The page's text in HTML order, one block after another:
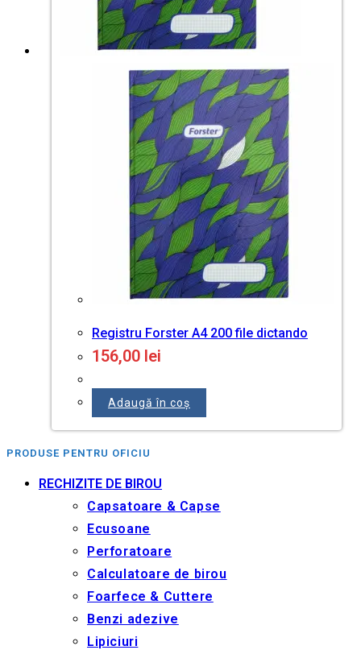
Registru Forster A4 200 file dictando
156,00 lei
Adaugă în coș
PRODUSE PENTRU OFICIU
RECHIZITE DE BIROU
Capsatoare & Capse
Ecusoane
Perforatoare
Calculatoare de birou
Foarfece & Cuttere
Benzi adezive
Lipiciuri